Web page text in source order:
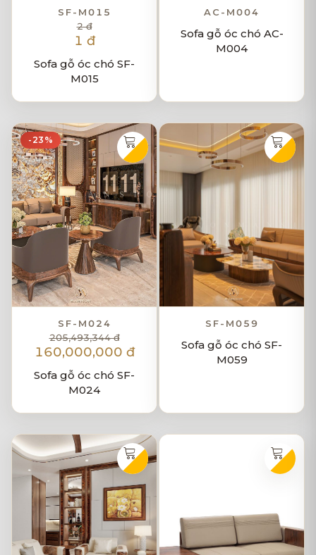
SF-M015
2 đ
1 đ
Sofa gỗ óc chó SF-
M015
AC-M004
Sofa gỗ óc chó AC-
M004
-23%
SF-M024
205,493,344 đ
160,000,000 đ
Sofa gỗ óc chó SF-
M024
SF-M059
Sofa gỗ óc chó SF-
M059